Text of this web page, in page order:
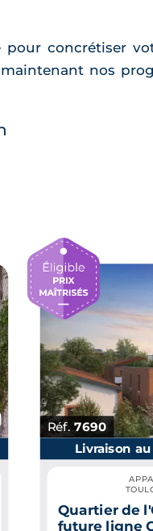
pour concrétiser
nos
Réf. 7690
Livraison
Quartier de
future ligne